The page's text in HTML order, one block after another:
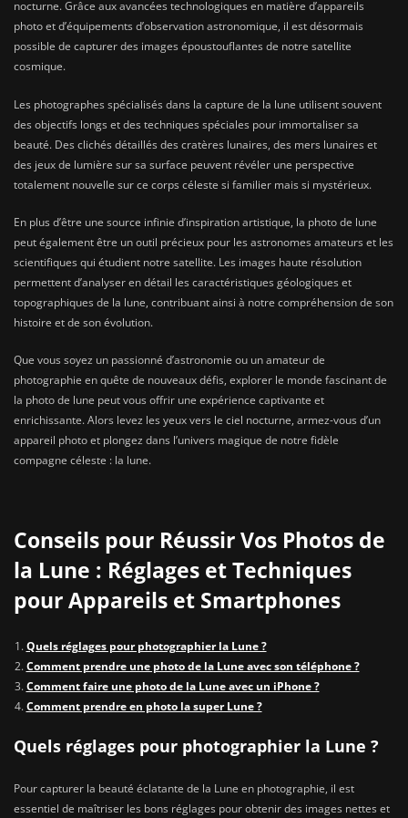
nocturne. Grâce aux avancées technologiques en matière d’appareils
photo et d’équipements d’observation astronomique, il est désormais
possible de capturer des images époustouflantes de notre satellite
cosmique.
Les photographes spécialisés dans la capture de la lune utilisent souvent
des objectifs longs et des techniques spéciales pour immortaliser sa
beauté. Des clichés détaillés des cratères lunaires, des mers lunaires et
des jeux de lumière sur sa surface peuvent révéler une perspective
totalement nouvelle sur ce corps céleste si familier mais si mystérieux.
En plus d’être une source infinie d’inspiration artistique, la photo de lune
peut également être un outil précieux pour les astronomes amateurs et les
scientifiques qui étudient notre satellite. Les images haute résolution
permettent d’analyser en détail les caractéristiques géologiques et
topographiques de la lune, contribuant ainsi à notre compréhension de son
histoire et de son évolution.
Que vous soyez un passionné d’astronomie ou un amateur de
photographie en quête de nouveaux défis, explorer le monde fascinant de
la photo de lune peut vous offrir une expérience captivante et
enrichissante. Alors levez les yeux vers le ciel nocturne, armez-vous d’un
appareil photo et plongez dans l’univers magique de notre fidèle
compagne céleste : la lune.
Conseils pour Réussir Vos Photos de
la Lune : Réglages et Techniques
pour Appareils et Smartphones
Quels réglages pour photographier la Lune ?
Comment prendre une photo de la Lune avec son téléphone ?
Comment faire une photo de la Lune avec un iPhone ?
Comment prendre en photo la super Lune ?
Quels réglages pour photographier la Lune ?
Pour capturer la beauté éclatante de la Lune en photographie, il est
essentiel de maîtriser les bons réglages pour obtenir des images nettes et